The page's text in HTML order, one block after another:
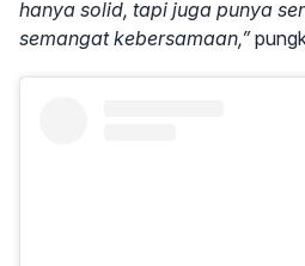
hanya solid, tapi juga punya
semangat kebersamaan,”